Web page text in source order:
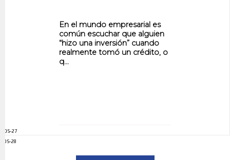
En el mundo empresarial es
común escuchar que alguien
“hizo una inversión” cuando
realmente tomó un crédito, o
q...
ADS-27
ADS-28